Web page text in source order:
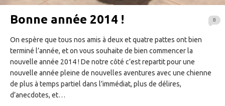
8
Bonne année 2014 !
On espère que tous nos amis à deux et quatre pattes ont bien
terminé l’année, et on vous souhaite de bien commencer la
nouvelle année 2014 ! De notre côté c’est repartit pour une
nouvelle année pleine de nouvelles aventures avec une chienne
de plus à temps partiel dans l’immédiat, plus de délires,
d’anecdotes, et…